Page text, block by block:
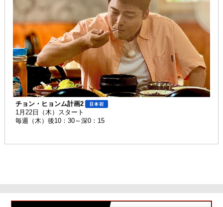
チョン・ヒョンム計画2
1月22日（木）スタート
毎週（木）後10：30～深0：15